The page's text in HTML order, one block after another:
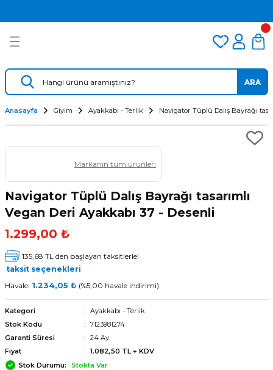
Dalış Regülatörü
Dalış Konsolu
ARA
Anasayfa Giyim Ayakkabı - Terlik Navigator Tüplü Dalış Bayrağı
Markanın tüm ürünleri
Navigator Tüplü Dalış Bayrağı tasarımlı
Vegan Deri Ayakkabı 37 - Desenli
1.299,00 ₺
135,68 TL den başlayan taksitlerle!
taksit seçenekleri
Havale: 1.234,05 ₺ (%5,00 havale indirimi)
Kategori
Ayakkabı - Terlik
Stok Kodu
7123981274
Garanti Süresi
24 Ay
Fiyat
1.082,50 TL + KDV
Stok Durumu
Stokta Var